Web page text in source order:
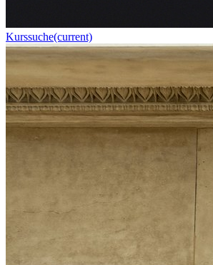
Kurssuche(current)